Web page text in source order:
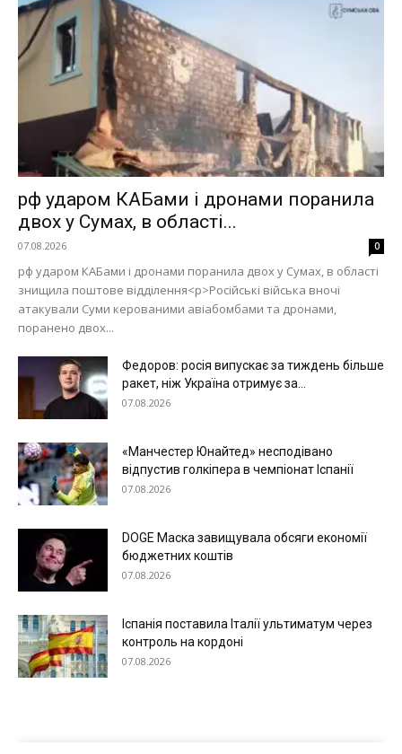
рф ударом КАБами і дронами поранила
двох у Сумах, в області...
07.08.2026 0
рф ударом КАБами і дронами поранила двох у Сумах, в області
знищила поштове відділення<p>Російські війська вночі
атакували Суми керованими авіабомбами та дронами,
поранено двох...
Федоров: росія випускає за тиждень більше
ракет, ніж Україна отримує за...
07.08.2026
«Манчестер Юнайтед» несподівано
відпустив голкіпера в чемпіонат Іспанії
07.08.2026
DOGE Маска завищувала обсяги економії
бюджетних коштів
07.08.2026
Іспанія поставила Італії ультиматум через
контроль на кордоні
07.08.2026